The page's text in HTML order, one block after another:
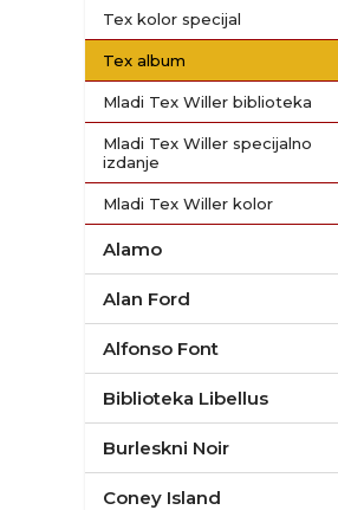
Tex kolor specijal
Tex album
Mladi Tex Willer biblioteka
Mladi Tex Willer specijalno
izdanje
Mladi Tex Willer kolor
Alamo
Alan Ford
Alfonso Font
Biblioteka Libellus
Burleskni Noir
Coney Island